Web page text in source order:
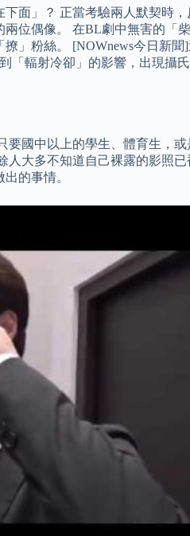
面」？ 正當考驗兩人默契時
位偶像。 在BL劇中無害的「
」粉絲。 [NOWnews今日新
輻射冷卻」的影響，出現攝
國中以上的學生、體育生，
大多不知道自己裸露的影照
的事情。